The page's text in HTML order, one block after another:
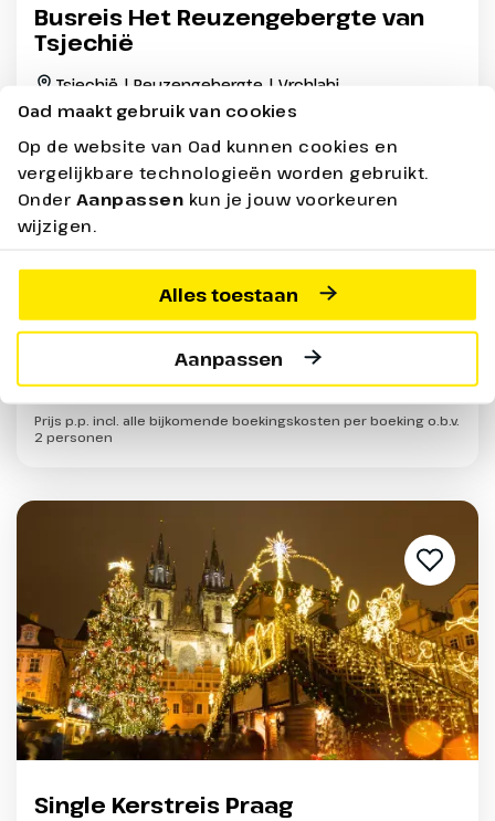
Oad maakt gebruik van cookies
Op de website van Oad kunnen cookies en
vergelijkbare technologieën worden gebruikt.
Onder Aanpassen kun je jouw voorkeuren
wijzigen.
Alles toestaan
Aanpassen
Busreis Het Reuzengebergte van
Tsjechië
Tsjechië | Reuzengebergte | Vrchlabi
Bus
Sfeervolle folklore-avond met live muziek
Stadswandeling Praag met Nederlandssprekende
gids
Hotel gelegen in het gezellige centrum van Vrchlabí
8 dagen - Halfpension vanaf849,-
Bekijken
Prijs p.p. incl. alle bijkomende boekingskosten per boeking o.b.v.
2 personen
Single Kerstreis Praag